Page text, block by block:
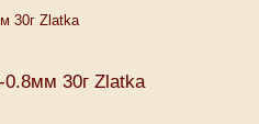
30г Zlatka